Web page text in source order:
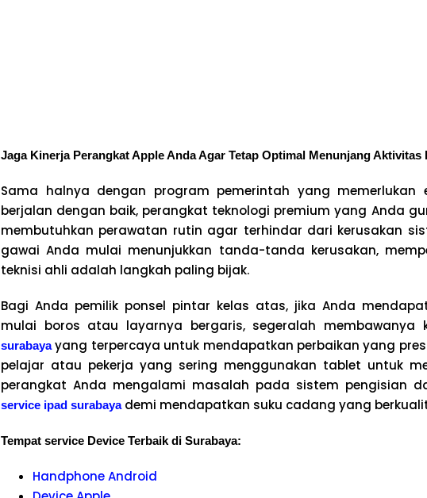
Jaga Kinerja Perangkat Apple Anda Agar Tetap Optimal Menunjang Aktivitas
Sama halnya dengan program pemerintah yang memerlukan
berjalan dengan baik, perangkat teknologi premium yang Anda
membutuhkan perawatan rutin agar terhindar dari kerusakan
gawai Anda mulai menunjukkan tanda-tanda kerusakan,
teknisi ahli adalah langkah paling bijak.
Bagi Anda pemilik ponsel pintar kelas atas, jika Anda
mulai boros atau layarnya bergaris, segeralah
surabayayang terpercaya untuk mendapatkan perbaikan yang
pelajar atau pekerja yang sering menggunakan tablet untuk
perangkat Anda mengalami masalah pada sistem pengisian
service ipad surabayademi mendapatkan suku cadang yang
Tempat service Device Terbaik di Surabaya:
Handphone Android